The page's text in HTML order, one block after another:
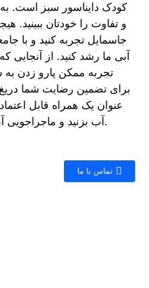
کودک دایناسور سبز است. به
و تفاوت را خودتان ببینید.
جاسمایل تجربه کنید و با
آبی ما رشد کنید. از آنجایی
تجربه ممکن پارو زدن به
برای تضمین رضایت شما
عنوان یک همراه قابل
آب بزنید و ماجراجویی آبی بعدی خود را آغاز کنید.
تماس با ما